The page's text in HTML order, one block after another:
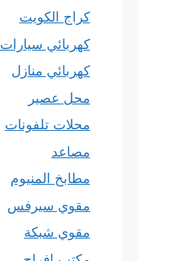
كراج الكويت
كهربائي سيارات
كهربائي منازل
محل عصير
محلات تلفونات
مصاعد
مطابخ المنيوم
مقوي سيرفس
مقوي شبكة